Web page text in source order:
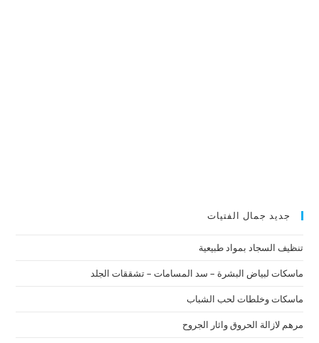
جديد جمال الفتيات
تنظيف السجاد بمواد طبيعية
ماسكات لبياض البشرة – سد المسامات – تشققات الجلد
ماسكات وخلطات لحب الشباب
مرهم لازالة الحروق واثار الجروح